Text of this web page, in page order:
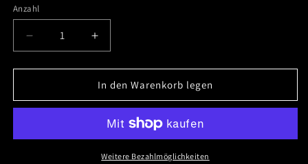
Anzahl
Verringere
die
Menge
Black
Kerle
Erhöhe
die
Menge
für
Black
Tattoo
Kerle
T-
In den Warenkorb legen
Weitere Bezahlmöglichkeiten